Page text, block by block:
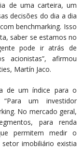
de uma carteira, um
decisões do dia a dia
benchmarking. Isso
saber se estamos no
pode ir atrás de
acionistas”, afirmou
Martín Jaco.
de um índice para o
um investidor
No mercado geral,
para renda
permitem medir o
imobiliário existia